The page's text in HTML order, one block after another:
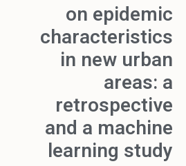
on epidemic
characteristics
in new urban
areas: a
retrospective
and a machine
learning study